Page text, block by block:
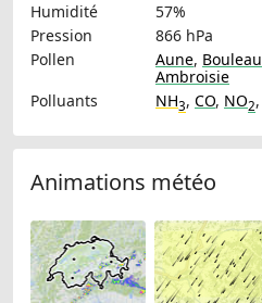
Humidité
57%
Pression
866 hPa
Pollen
Aune, Bouleau
Ambroisie
Polluants
NH3, CO, NO2,
Animations météo